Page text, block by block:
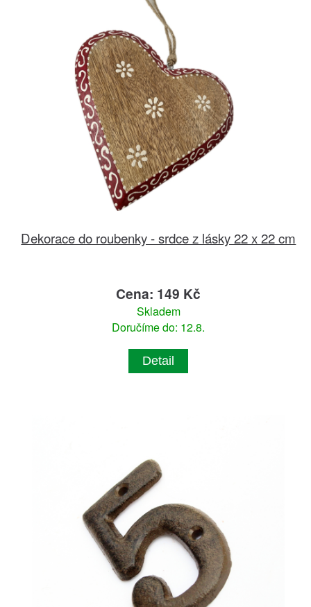
Dekorace do roubenky - srdce z lásky 22 x 22 cm
Cena: 149 Kč
Skladem
Doručíme do: 12.8.
Detail